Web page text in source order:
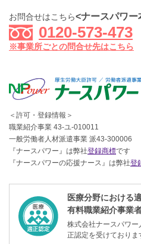
お問合せはこちら<ナースパワー
0120-573-473
※事業所ごとの問合せ先はこちら
＜許可・登録情報＞
職業紹介事業 43-ユ-010011
一般労働者人材派遣事業 派43-300006
『ナースパワー』は弊社登録商標です
『ナースパワーの応援ナース』は弊社登
医療分野における
有料職業紹介事業
株式会社ナースパワ
正認定を受けておりま